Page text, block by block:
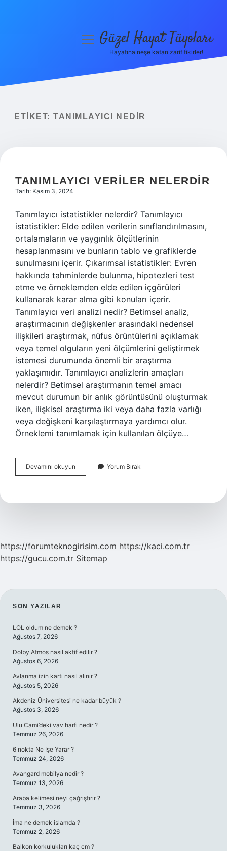
Yasal Uyarı
menüyüGüzel Hayat Tüyoları
Hayatına neşe katan zarif fikirler!
ETIKET: TANIMLAYICI NEDIR
TANIMLAYICI VERILER NELERDIR
Tarih: Kasım 3, 2024
Tanımlayıcı istatistikler nelerdir? Tanımlayıcı
istatistikler: Elde edilen verilerin sınıflandırılmasını,
ortalamaların ve yaygınlık ölçütlerinin
hesaplanmasını ve bunların tablo ve grafiklerde
sunulmasını içerir. Çıkarımsal istatistikler: Evren
hakkında tahminlerde bulunma, hipotezleri test
etme ve örneklemden elde edilen içgörüleri
kullanarak karar alma gibi konuları içerir.
Tanımlayıcı veri analizi nedir? Betimsel analiz,
araştırmacının değişkenler arasındaki nedensel
ilişkileri araştırmak, nüfus örüntülerini açıklamak
veya temel olguların yeni ölçümlerini geliştirmek
istemesi durumunda önemli bir araştırma
yaklaşımıdır. Tanımlayıcı analizlerin amaçları
nelerdir? Betimsel araştırmanın temel amacı
mevcut durumun bir anlık görüntüsünü oluşturmak
iken, ilişkisel araştırma iki veya daha fazla varlığı
veya değişkeni karşılaştırmaya yardımcı olur.
Örneklemi tanımlamak için kullanılan ölçüye…
Devamını okuyun Tanımlayıcı
Veriler
Yorum Bırak
https://forumteknogirisim.com https://kaci.com.tr
https://gucu.com.tr Sitemap
SIDEBAR
SON YAZILAR
LOL oldum ne demek ?
Ağustos 7, 2026
Dolby Atmos nasıl aktif edilir ?
Ağustos 6, 2026
Avlanma izin kartı nasıl alınır ?
Ağustos 5, 2026
Akdeniz Üniversitesi ne kadar büyük ?
Ağustos 3, 2026
Ulu Cami’deki vav harfi nedir ?
Temmuz 26, 2026
6 nokta Ne İşe Yarar ?
Temmuz 24, 2026
Avangard mobilya nedir ?
Temmuz 13, 2026
Araba kelimesi neyi çağrıştırır ?
Temmuz 3, 2026
İma ne demek islamda ?
Temmuz 2, 2026
Balkon korkulukları kaç cm ?